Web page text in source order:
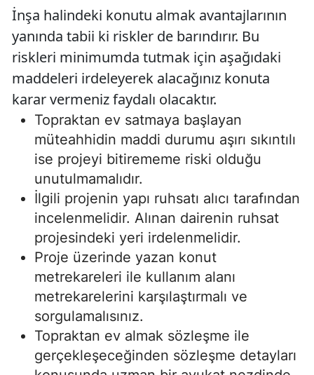
İnşa halindeki konutu almak avantajlarının
yanında tabii ki riskler de barındırır. Bu
riskleri minimumda tutmak için aşağıdaki
maddeleri irdeleyerek alacağınız konuta
karar vermeniz faydalı olacaktır.
Topraktan ev satmaya başlayan
müteahhidin maddi durumu aşırı sıkıntılı
ise projeyi bitirememe riski olduğu
unutulmamalıdır.
İlgili projenin yapı ruhsatı alıcı tarafından
incelenmelidir. Alınan dairenin ruhsat
projesindeki yeri irdelenmelidir.
Proje üzerinde yazan konut
metrekareleri ile kullanım alanı
metrekarelerini karşılaştırmalı ve
sorgulamalısınız.
Topraktan ev almak sözleşme ile
gerçekleşeceğinden sözleşme detayları